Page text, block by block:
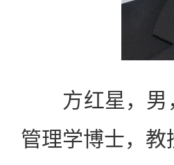
方红星，男
管理学博士，